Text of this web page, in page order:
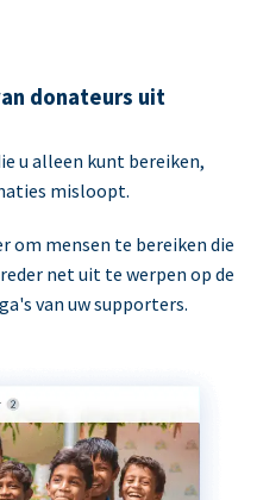
donateurs uit
u alleen kunt bereiken,
misloopt.
om mensen te bereiken die
net uit te werpen op de
van uw supporters.